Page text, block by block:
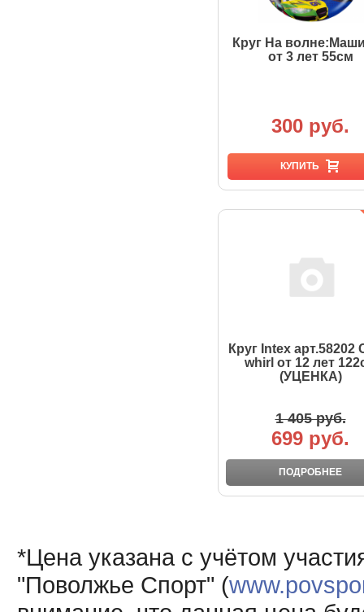
Круг На
от 3 лет 55см
300 руб.
КУПИТЬ
Круг Intex арт.58202
whirl от 12 лет
(УЦЕНКА)
1 405 руб.
699 руб.
ПОДРОБНЕЕ
*Цена указана с учётом
"Поволжье Спорт" (